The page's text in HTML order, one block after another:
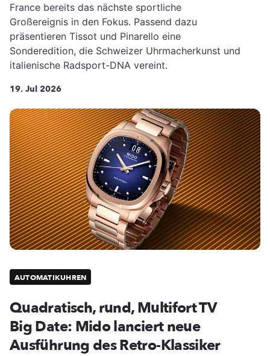
France bereits das nächste sportliche
Großereignis in den Fokus. Passend dazu
präsentieren Tissot und Pinarello eine
Sonderedition, die Schweizer Uhrmacherkunst und
italienische Radsport-DNA vereint.
19. Jul 2026
AUTOMATIKUHREN
Quadratisch, rund, Multifort TV
Big Date: Mido lanciert neue
Ausführung des Retro-Klassiker